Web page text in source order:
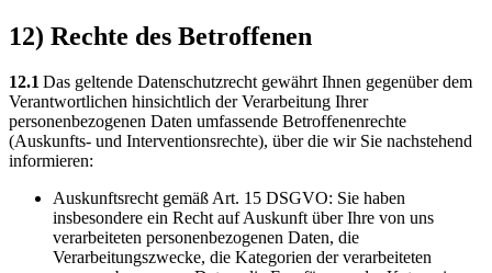
12) Rechte des Betroffenen
12.1Das geltende Datenschutzrecht gewährt Ihnen gegenüber dem
Verantwortlichen hinsichtlich der Verarbeitung Ihrer
personenbezogenen Daten umfassende Betroffenenrechte
(Auskunfts- und Interventionsrechte), über die wir Sie nachstehend
informieren:
Auskunftsrecht gemäß Art. 15 DSGVO: Sie haben
insbesondere ein Recht auf Auskunft über Ihre von uns
verarbeiteten personenbezogenen Daten, die
Verarbeitungszwecke, die Kategorien der verarbeiteten